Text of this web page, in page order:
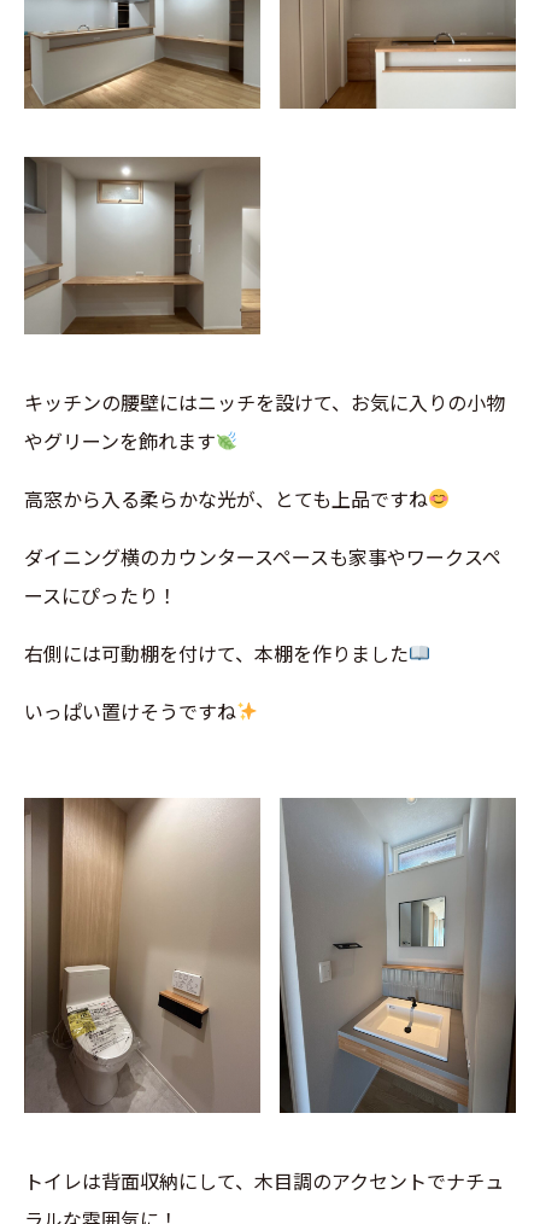
キッチンの腰壁にはニッチを設けて、お気に入りの小物
やグリーンを飾れます
高窓から入る柔らかな光が、とても上品ですね
ダイニング横のカウンタースペースも家事やワークスペ
ースにぴったり！
右側には可動棚を付けて、本棚を作りました
いっぱい置けそうですね
トイレは背面収納にして、木目調のアクセントでナチュ